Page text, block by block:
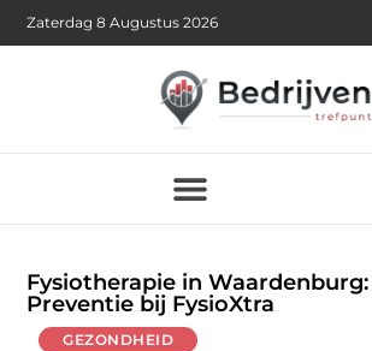
Zaterdag 8 Augustus 2026
Fysiotherapie in
Preventie bij FysioXtra
GEZONDHEID